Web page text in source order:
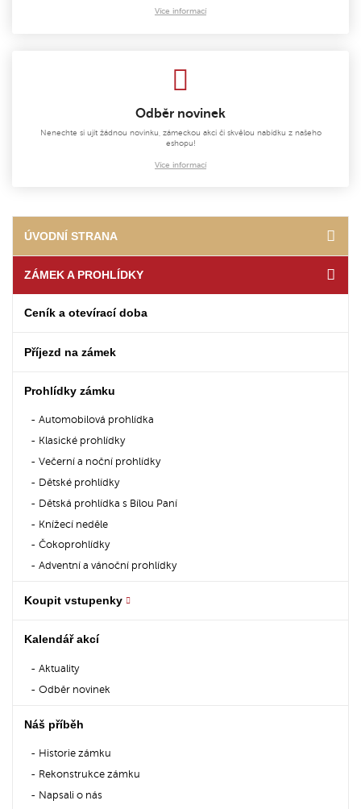
Více informací
Odběr novinek
Nenechte si ujít žádnou novinku, zámeckou akci či skvělou nabídku z našeho
eshopu!
Více informací
ÚVODNÍ STRANA
ZÁMEK A PROHLÍDKY
Ceník a otevírací doba
Příjezd na zámek
Prohlídky zámku
Automobilová prohlídka
Klasické prohlídky
Večerní a noční prohlídky
Dětské prohlídky
Dětská prohlídka s Bílou Paní
Knížecí neděle
Čokoprohlídky
Adventní a vánoční prohlídky
Koupit vstupenky
Kalendář akcí
Aktuality
Odběr novinek
Náš příběh
Historie zámku
Rekonstrukce zámku
Napsali o nás